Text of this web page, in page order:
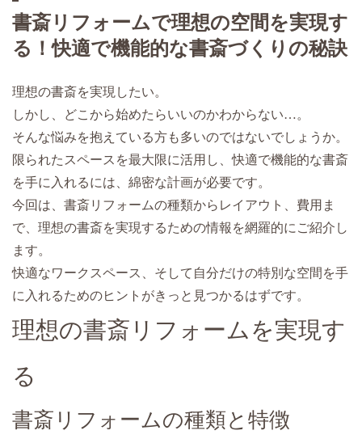
書斎リフォームで理想の空間を実現す
る！快適で機能的な書斎づくりの秘訣
理想の書斎を実現したい。
しかし、どこから始めたらいいのかわからない…。
そんな悩みを抱えている方も多いのではないでしょうか。
限られたスペースを最大限に活用し、快適で機能的な書斎
を手に入れるには、綿密な計画が必要です。
今回は、書斎リフォームの種類からレイアウト、費用ま
で、理想の書斎を実現するための情報を網羅的にご紹介し
ます。
快適なワークスペース、そして自分だけの特別な空間を手
に入れるためのヒントがきっと見つかるはずです。
理想の書斎リフォームを実現す
る
書斎リフォームの種類と特徴